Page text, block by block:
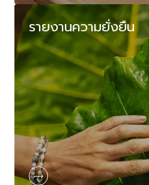
รายงานความยั่งยืน